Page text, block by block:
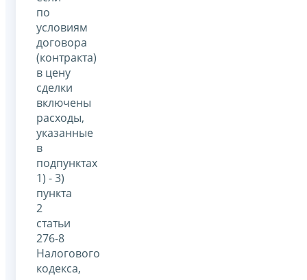
по
условиям
договора
(контракта)
в цену
сделки
включены
расходы,
указанные
в
подпунктах
1) - 3)
пункта
2
статьи
276-8
Налогового
кодекса,